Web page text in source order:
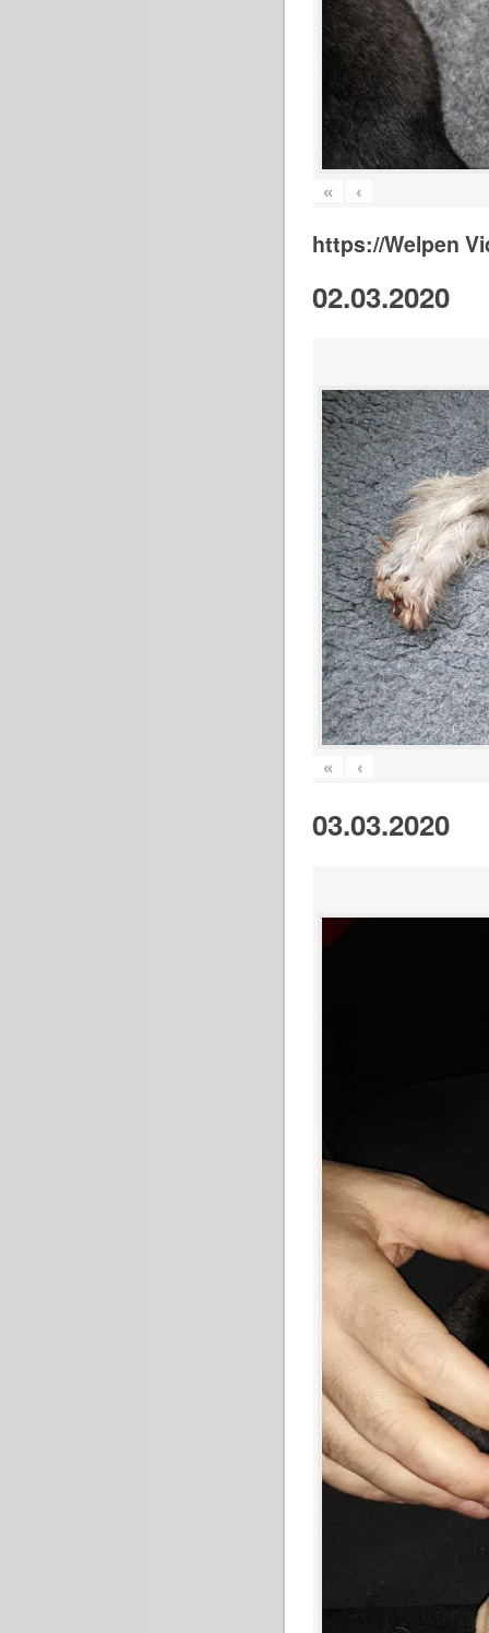
« ‹
https://Welpen
02.03.2020
« ‹
03.03.2020